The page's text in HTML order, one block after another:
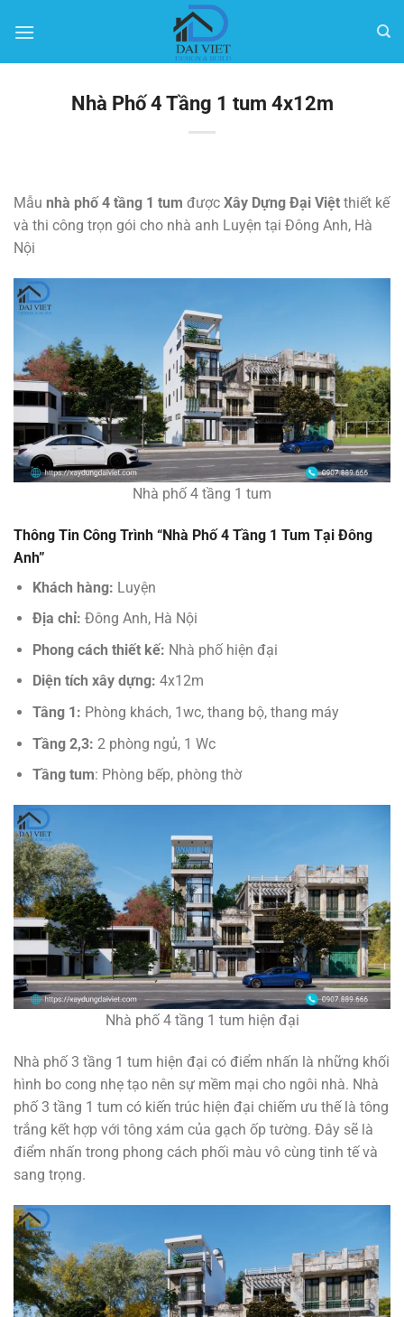
qua
Nhà Phố 4 Tầng 1 tum 4x12m
Mẫu nhà phố 4 tầng 1 tum được Xây Dựng Đại Việt thiết kế
và thi công trọn gói cho nhà anh Luyện tại Đông Anh, Hà
Nội
Nhà phố 4 tầng 1 tum
Thông Tin Công Trình “Nhà Phố 4 Tầng 1 Tum Tại Đông
Anh”
Khách hàng: Luyện
Địa chỉ: Đông Anh, Hà Nội
Phong cách thiết kế: Nhà phố hiện đại
Diện tích xây dựng: 4x12m
Tâng 1: Phòng khách, 1wc, thang bộ, thang máy
Tầng 2,3: 2 phòng ngủ, 1 Wc
Tầng tum: Phòng bếp, phòng thờ
Nhà phố 4 tầng 1 tum hiện đại
Nhà phố 3 tầng 1 tum hiện đại có điểm nhấn là những khối
hình bo cong nhẹ tạo nên sự mềm mại cho ngôi nhà. Nhà
phố 3 tầng 1 tum có kiến trúc hiện đại chiếm ưu thế là tông
trắng kết hợp với tông xám của gạch ốp tường. Đây sẽ là
điểm nhấn trong phong cách phối màu vô cùng tinh tế và
sang trọng.